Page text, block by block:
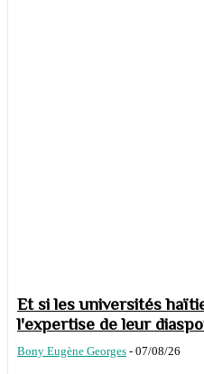
Et si les universités
l'expertise de leur
Bony Eugène Georges - 07/08/26